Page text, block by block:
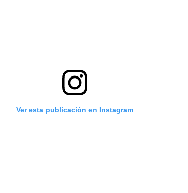
Ver esta publicación en Instagram